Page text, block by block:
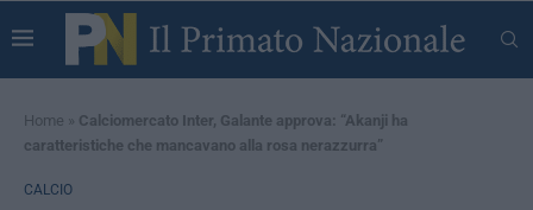
Home » Calciomercato Inter, Galante approva: “Akanji ha
caratteristiche che mancavano alla rosa nerazzurra”
CALCIO